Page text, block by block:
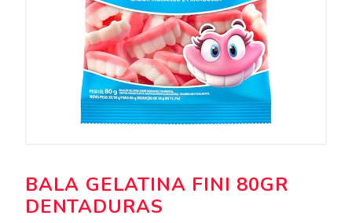
BALA GELATINA FINI 80GR
DENTADURAS